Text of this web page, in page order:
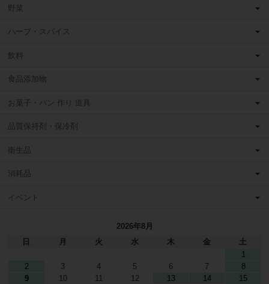
野菜
ハーブ・スパイス
飲料
食品添加物
お菓子・パン 作り 道具
品質保持剤・保冷剤
衛生品
消耗品
イベント
2026年8月
日
月 火 水 木 金
土
1
2
3 4 5 6 7
8
9
10 11 12 13 14
15